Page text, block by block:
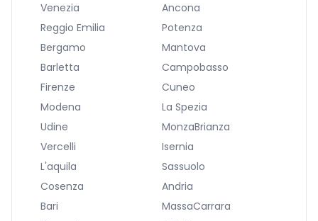
Venezia
Ancona
Reggio Emilia
Potenza
Bergamo
Mantova
Barletta
Campobasso
Firenze
Cuneo
Modena
La Spezia
Udine
MonzaBrianza
Vercelli
Isernia
L'aquila
Sassuolo
Cosenza
Andria
Bari
MassaCarrara